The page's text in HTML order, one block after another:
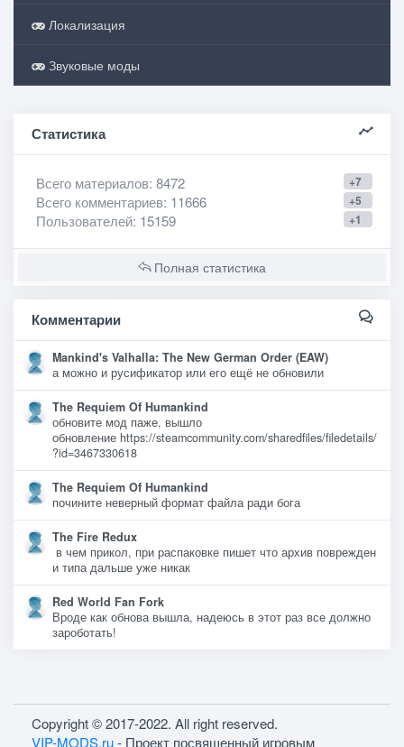
Локализация
Звуковые моды
Статистика
+7
Всего материалов: 8472
+5
Всего комментариев: 11666
+1
Пользователей: 15159
Полная статистика
Комментарии
Mankind's Valhalla: The New German Order (EAW)
а можно и русификатор или его ещё не обновили
The Requiem Of Humankind
обновите мод паже, вышло
обновление https://steamcommunity.com/sharedfiles/filedetails/
?id=3467330618
The Requiem Of Humankind
почините неверный формат файла ради бога
The Fire Redux
в чем прикол, при распаковке пишет что архив поврежден
и типа дальше уже никак
Red World Fan Fork
Вроде как обнова вышла, надеюсь в этот раз все должно
зароботать!
Copyright © 2017-2022. All right reserved.
VIP-MODS.ru- Проект посвященный игровым